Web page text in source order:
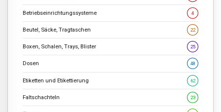
Betriebseinrichtungssysteme 4
Beutel, Säcke, Tragtaschen 22
Boxen, Schalen, Trays, Blister 25
Dosen 48
Etiketten und Etikettierung 62
Faltschachteln 23